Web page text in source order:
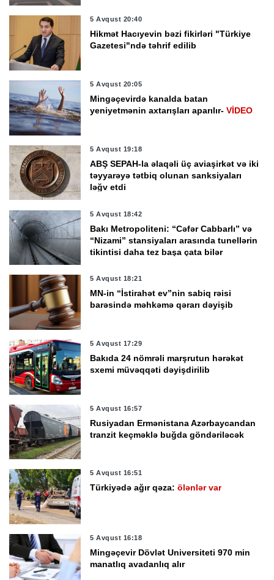
5 Avqust 20:40
Hikmət Hacıyevin bəzi fikirləri "Türkiye
Gazetesi"ndə təhrif edilib
5 Avqust 20:05
Mingəçevirdə kanalda batan
yeniyetmənin axtarışları aparılır-VİDEO
5 Avqust 19:18
ABŞ SEPAH-la əlaqəli üç aviaşirkət və iki
təyyarəyə tətbiq olunan sanksiyaları
ləğv etdi
5 Avqust 18:42
Bakı Metropoliteni: “Cəfər Cabbarlı” və
“Nizami” stansiyaları arasında tunellərin
tikintisi daha tez başa çata bilər
5 Avqust 18:21
MN-in “İstirahət ev”nin sabiq rəisi
barəsində məhkəmə qərarı dəyişib
5 Avqust 17:29
Bakıda 24 nömrəli marşrutun hərəkət
sxemi müvəqqəti dəyişdirilib
5 Avqust 16:57
Rusiyadan Ermənistana Azərbaycandan
tranzit keçməklə buğda göndəriləcək
5 Avqust 16:51
Türkiyədə ağır qəza:ölənlər var
5 Avqust 16:18
Mingəçevir Dövlət Universiteti 970 min
manatlıq avadanlıq alır